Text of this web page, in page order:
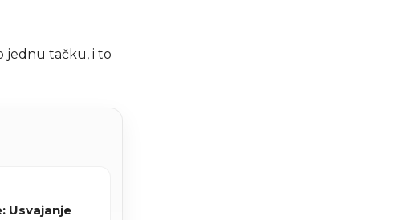
jednu tačku, i to
Usvajanje